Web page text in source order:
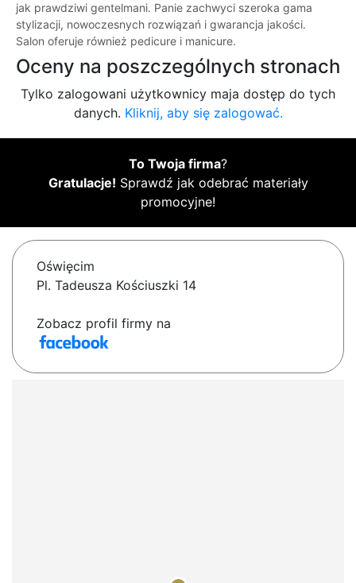
jak prawdziwi gentelmani. Panie zachwyci szeroka gama
stylizacji, nowoczesnych rozwiązań i gwarancja jakości.
Salon oferuje również pedicure i manicure.
Oceny na poszczególnych stronach
Tylko zalogowani użytkownicy maja dostęp do tych
danych. Kliknij, aby się zalogować.
To Twoja firma?
Gratulacje! Sprawdź jak odebrać materiały
promocyjne!
Oświęcim
Pl. Tadeusza Kościuszki 14
Zobacz profil firmy na